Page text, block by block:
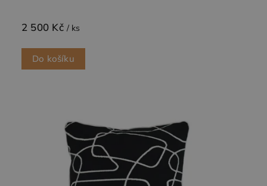
2 500 Kč / ks
Do košíku